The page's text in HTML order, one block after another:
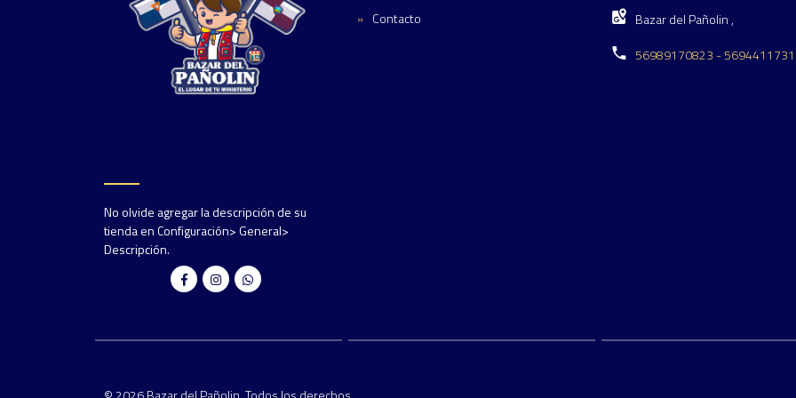
No olvide agregar la descripción de su
tienda en Configuración> General>
Descripción.
Contacto
Bazar del Pañolin ,
56989170823 -